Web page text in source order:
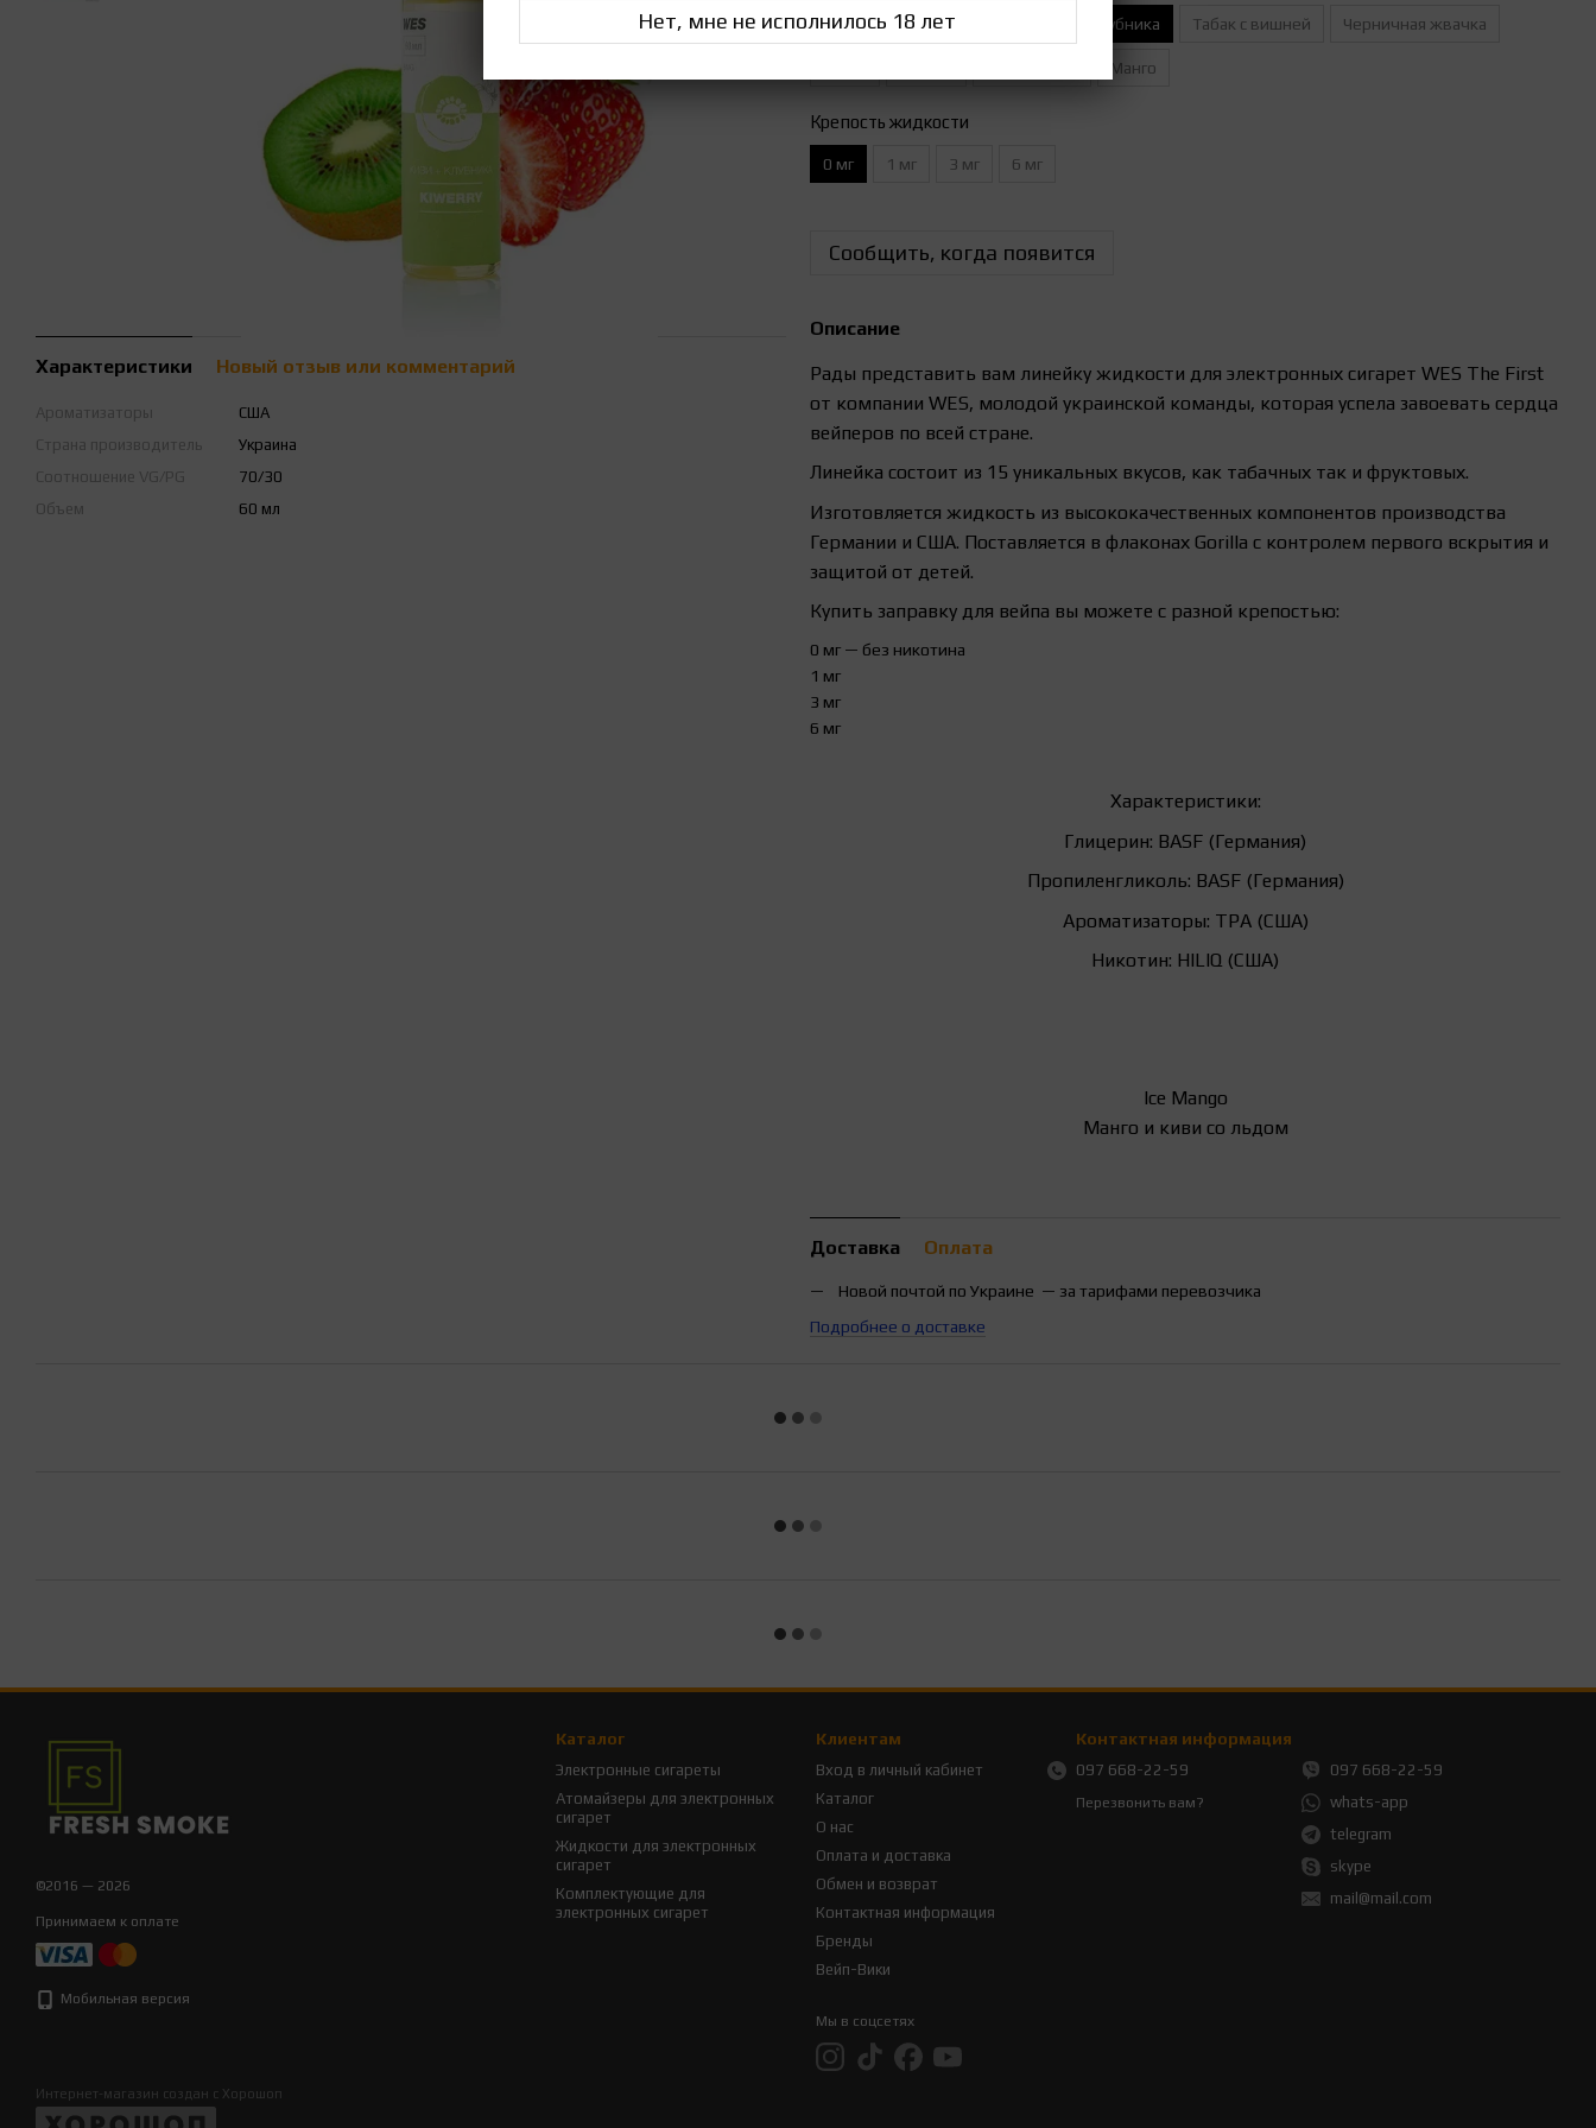
Характеристики Новый отзыв или комментарий
Ароматизаторы
США
Страна производитель
Украина
Соотношение VG/PG
70/30
Объем
60 мл
Арбуз, клубника и кокос Киви и клубника Табак с вишней Черничная жвачка
Манго
Крепость жидкости
0 мг 1 мг 3 мг 6 мг
Сообщить, когда появится
Описание
Рады представить вам линейку жидкости для электронных сигарет WES The First
от компании WES, молодой украинской команды, которая успела завоевать сердца
вейперов по всей стране.
Линейка состоит из 15 уникальных вкусов, как табачных так и фруктовых.
Изготовляется жидкость из высококачественных компонентов производства
Германии и США. Поставляется в флаконах Gorilla с контролем первого вскрытия и
защитой от детей.
Купить заправку для вейпа вы можете с разной крепостью:
0 мг — без никотина
1 мг
3 мг
6 мг
Характеристики:
Глицерин: BASF (Германия)
Пропиленгликоль: BASF (Германия)
Ароматизаторы: TPA (США)
Никотин: HILIQ (США)
Ice Mango
Манго и киви со льдом
Доставка Оплата
Новой почтой по Украине — за тарифами перевозчика
Подробнее о доставке
©2016 — 2026
Принимаем к оплате
Мобильная версия
Интернет-магазин создан с Хорошоп
Каталог
Электронные сигареты
Атомайзеры для электронных
сигарет
Жидкости для электронных
сигарет
Комплектующие для
электронных сигарет
Клиентам
Вход в личный кабинет
Каталог
О нас
Оплата и доставка
Обмен и возврат
Контактная информация
Бренды
Вейп-Вики
Мы в соцсетях
Контактная информация
097 668-22-59
Перезвонить вам?
097 668-22-59
whats-app
telegram
skype
mail@mail.com
Нет, мне не исполнилось 18 лет